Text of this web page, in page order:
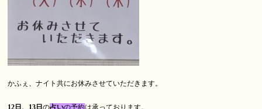
かふぇ、ナイト共にお休みさせていただきます。
12日、13日 の占いの予約は承っております。